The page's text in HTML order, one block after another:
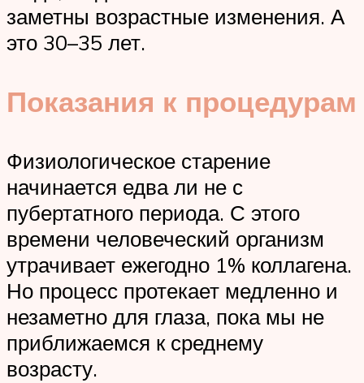
заметны возрастные изменения. А
это 30–35 лет.
Показания к процедурам
Физиологическое старение
начинается едва ли не с
пубертатного периода. С этого
времени человеческий организм
утрачивает ежегодно 1% коллагена.
Но процесс протекает медленно и
незаметно для глаза, пока мы не
приближаемся к среднему
возрасту.